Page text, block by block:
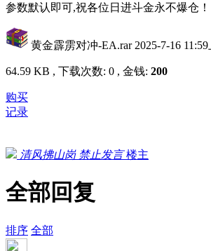
参数默认即可,祝各位日进斗金永不爆仓！
黄金霹雳对冲-EA.rar 2025-7-16
64.59 KB , 下载次数: 0 , 金钱: 200
购买
记录
清风拂山岗 禁止发言 楼主
全部回复
排序 全部